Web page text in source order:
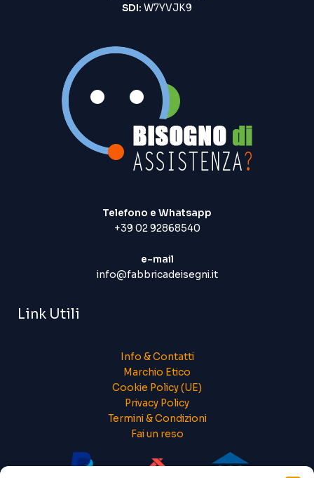
SDI: W7YVJK9
Telefono e Whatsapp
+39 02 92868540
e-mail
info@fabbricadeisegni.it
Link Utili
Info & Contatti
Marchio Etico
Cookie Policy (UE)
Privacy Policy
Termini & Condizioni
Fai un reso